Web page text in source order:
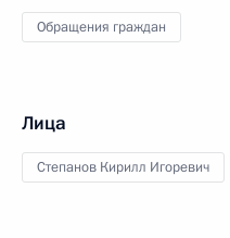
Обращения граждан
Лица
Степанов Кирилл Игоревич